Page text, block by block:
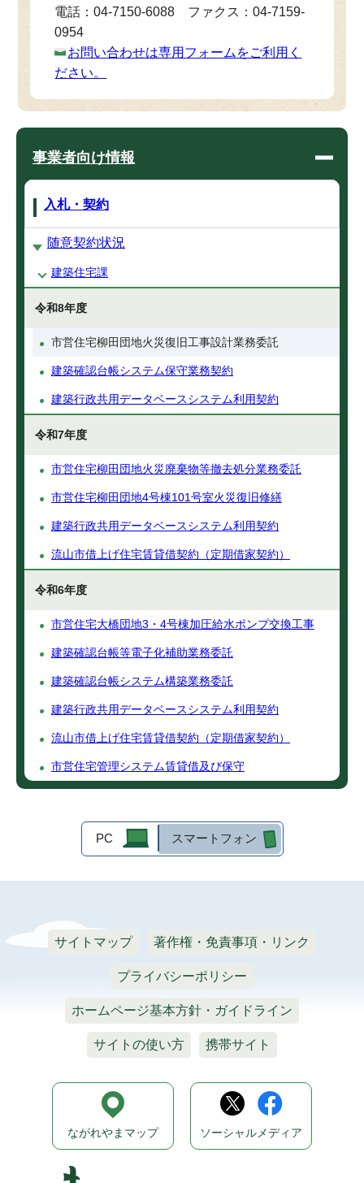
電話：04-7150-6088 ファクス：04-7159-
0954
お問い合わせは専用フォームをご利用く
ださい。
事業者向け情報
入札・契約
随意契約状況
建築住宅課
令和8年度
市営住宅柳田団地火災復旧工事設計業務委託
建築確認台帳システム保守業務契約
建築行政共用データベースシステム利用契約
令和7年度
市営住宅柳田団地火災廃棄物等撤去処分業務委託
市営住宅柳田団地4号棟101号室火災復旧修繕
建築行政共用データベースシステム利用契約
流山市借上げ住宅賃貸借契約（定期借家契約）
令和6年度
市営住宅大橋団地3・4号棟加圧給水ポンプ交換工事
建築確認台帳等電子化補助業務委託
建築確認台帳システム構築業務委託
建築行政共用データベースシステム利用契約
流山市借上げ住宅賃貸借契約（定期借家契約）
市営住宅管理システム賃貸借及び保守
PC スマートフォン
サイトマップ 著作権・免責事項・リンク
プライバシーポリシー
ホームページ基本方針・ガイドライン
サイトの使い方 携帯サイト
ながれやまマップ ソーシャルメディア